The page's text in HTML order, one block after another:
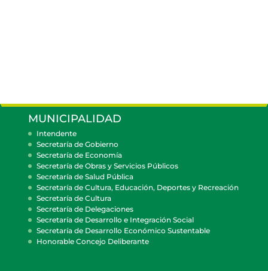
MUNICIPALIDAD
Intendente
Secretaría de Gobierno
Secretaría de Economía
Secretaría de Obras y Servicios Públicos
Secretaría de Salud Pública
Secretaría de Cultura, Educación, Deportes y Recreación
Secretaría de Cultura
Secretaría de Delegaciones
Secretaría de Desarrollo e Integración Social
Secretaría de Desarrollo Económico Sustentable
Honorable Concejo Deliberante